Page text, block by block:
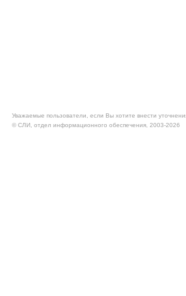
Уважаемые пользователи, если Вы хотите внести
© CЛИ, отдел информационного обеспечения, 2003-2026